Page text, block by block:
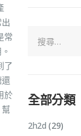
常
了
於
全部分類
2h2d (29)